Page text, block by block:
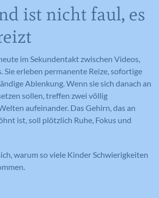
ist nicht faul, es
im Sekundentakt zwischen Videos,
Sie erleben permanente Reize, sofortige
Ablenkung. Wenn sie sich danach an
sollen, treffen zwei völlig
aufeinander. Das Gehirn, das an
ist, soll plötzlich Ruhe, Fokus und
warum so viele Kinder Schwierigkeiten